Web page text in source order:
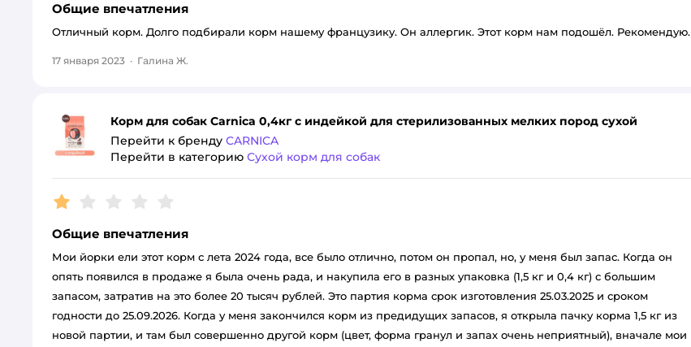
Общие впечатления
Отличный корм. Долго подбирали корм нашему французику. Он аллергик. Этот корм нам подошёл. Рекомендую.
17 января 2023 · Галина Ж.
Корм для собак Carnica 0,4кг с индейкой для стерилизованных мелких пород сухой
Перейти к бренду CARNICA
Перейти в категорию Сухой корм для собак
Рейтинг:1
Общие впечатления
Мои йорки ели этот корм с лета 2024 года, все было отлично, потом он пропал, но, у меня был запас. Когда он
опять появился в продаже я была очень рада, и накупила его в разных упаковка (1,5 кг и 0,4 кг) с большим
запасом, затратив на это более 20 тысяч рублей. Это партия корма срок изготовления 25.03.2025 и сроком
годности до 25.09.2026. Когда у меня закончился корм из предидущих запасов, я открыла пачку корма 1,5 кг из
новой партии, и там был совершенно другой корм (цвет, форма гранул и запах очень неприятный), вначале мои